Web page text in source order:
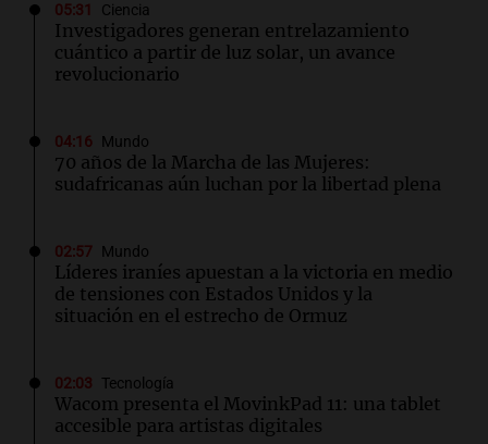
05:31 Ciencia
Investigadores generan entrelazamiento
cuántico a partir de luz solar, un avance
revolucionario
04:16 Mundo
70 años de la Marcha de las Mujeres:
sudafricanas aún luchan por la libertad plena
02:57 Mundo
Líderes iraníes apuestan a la victoria en medio
de tensiones con Estados Unidos y la
situación en el estrecho de Ormuz
02:03 Tecnología
Wacom presenta el MovinkPad 11: una tablet
accesible para artistas digitales